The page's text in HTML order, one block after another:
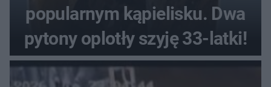
popularnym kąpielisku. Dwa
pytony oplotły szyję 33-latki!